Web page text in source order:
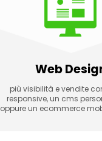
Web
più visibilità e vendite
responsive, un cms
oppure un ecommerce